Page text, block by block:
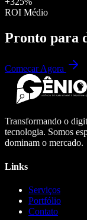
ROI Médio
Pronto para
Começar Agora
Transformando o
tecnologia. Somos
dominam o mercado.
Links
Serviços
Portfólio
Contato